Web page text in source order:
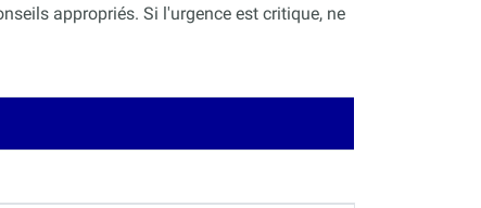
appropriés. Si l'urgence est critique, ne